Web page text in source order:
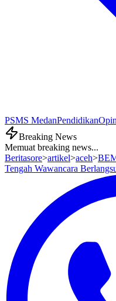
PSMS MedanPendidikan
Breaking News
Memuat breaking news...
Beritasore>artikel>aceh>
Tengah Wawancara